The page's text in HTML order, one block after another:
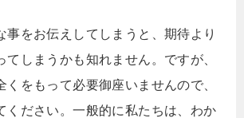
事をお伝えしてしまうと、期待より
てしまうかも知れません。ですが、
くをもって必要御座いませんので、
ください。一般的に私たちは、わか